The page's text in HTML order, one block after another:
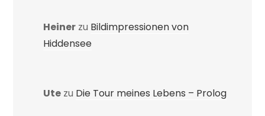
Heiner zu Bildimpressionen von
Hiddensee
Ute zu Die Tour meines Lebens – Prolog